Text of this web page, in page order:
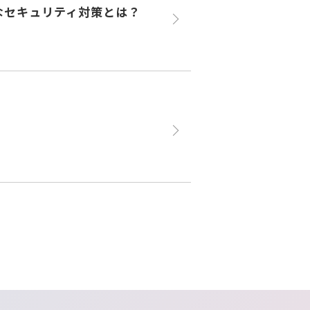
キュリティ対策とは？